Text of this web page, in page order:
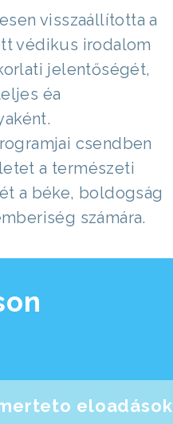
visszaállította a
védikus irodalom
jelentőségét,
éa
csendben
a természeti
a béke, boldogság
számára.
eloadások